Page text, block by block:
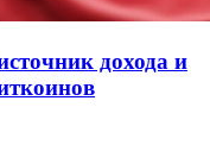
дохода и